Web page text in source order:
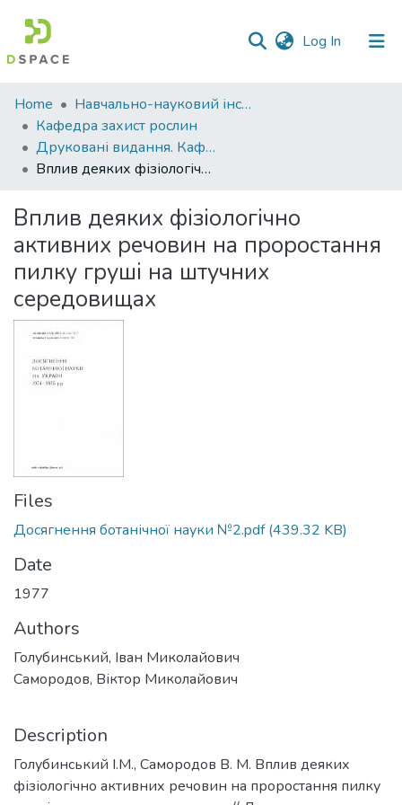
Log In (current)
Communities
&
Collections
All of DSpace
Statistics
Home
Навчально-науковий інститут агротехнологій, селекції та екології
Кафедра захист рослин
Друковані видання. Кафедра захист рослин
Вплив деяких фізіологічно активних речовин на проростання пилку груші на штучних середовищах
Вплив деяких фізіологічно
активних речовин на проростання
пилку груші на штучних
середовищах
Files
Досягнення ботанічної науки №2.pdf(439.32 KB)
Date
1977
Authors
Голубинський, Іван Миколайович
Самородов, Віктор Миколайович
Description
Голубинський І.М., Самородов В. М. Вплив деяких
фізіологічно активних речовин на проростання пилку